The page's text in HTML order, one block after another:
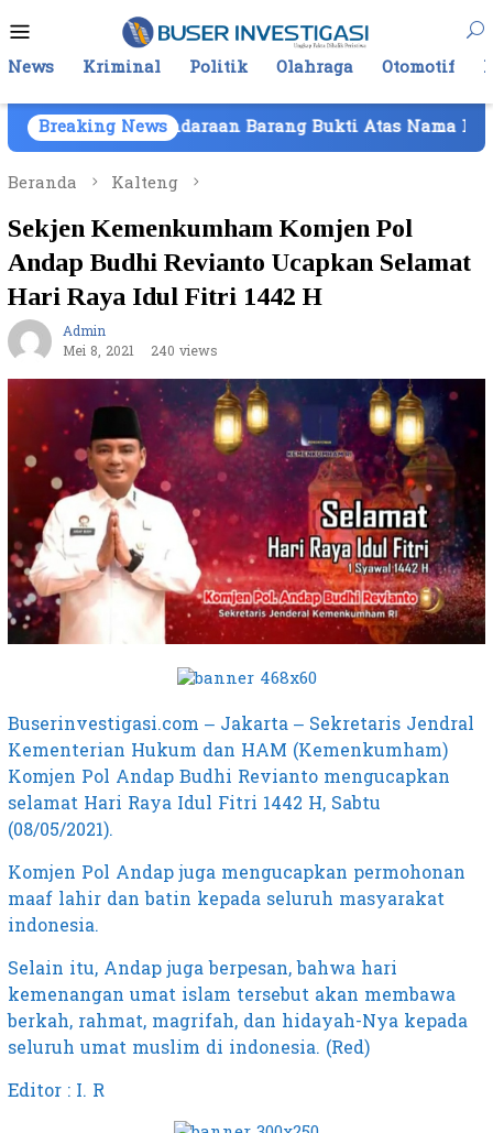
ke
kontenMobile
News Kriminal Politik Olahraga Otomotif
Breaking News
Barang Bukti Atas Nama PT Mitra Usaha
Beranda
Kalteng
Sekjen Kemenkumham Komjen Pol
Andap Budhi Revianto Ucapkan Selamat
Hari Raya Idul Fitri 1442 H
Admin
Mei 8, 2021
240 views
Buserinvestigasi.com – Jakarta – Sekretaris Jendral
Kementerian Hukum dan HAM (Kemenkumham)
Komjen Pol Andap Budhi Revianto mengucapkan
selamat Hari Raya Idul Fitri 1442 H, Sabtu
(08/05/2021).
Komjen Pol Andap juga mengucapkan permohonan
maaf lahir dan batin kepada seluruh masyarakat
indonesia.
Selain itu, Andap juga berpesan, bahwa hari
kemenangan umat islam tersebut akan membawa
berkah, rahmat, magrifah, dan hidayah-Nya kepada
seluruh umat muslim di indonesia. (Red)
Editor : I. R